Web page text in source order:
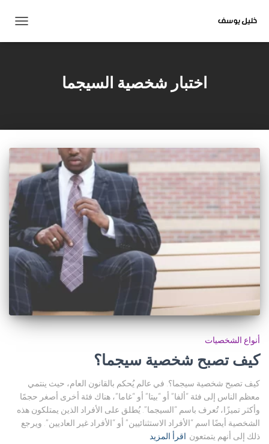
التنقل
اختبار شخصية السيجما
أنواع الشخصيات
كيف تصبح شخصية سيجما؟
كيف تصبح شخصية سيجما؟. في عالم يُحكم بالقانون العام، حيث ينتمي
معظم الناس إلى فئة “ألفا” أو “بيتا” أو “غاما”، هناك فئة أخرى أصغر حجمًا
وأكثر تميزًا، تُعرف باسم “السيجما”. يُطلق على الأفراد الذين يمتلكون هذه
الشخصية أيضًا اسم “الأفراد الاستثنائيين” أو “الأفراد غير العاديين”. ويرجع
ذلك إلى أنهم يتمتعون اقرأ المزيد